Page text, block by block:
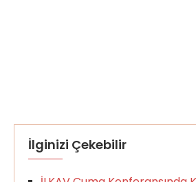
İlginizi Çekebilir